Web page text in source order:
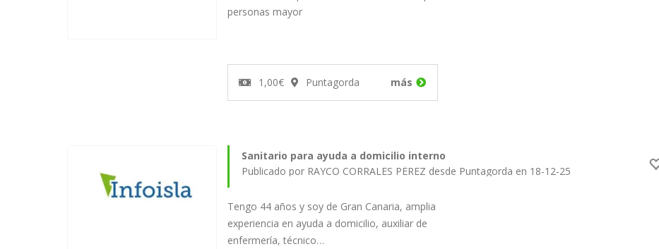
personas mayor
1,00€ Puntagorda más
Sanitario para ayuda a domicilio interno
Publicado por RAYCO CORRALES PÉREZ desde Puntagorda en 18-12-25
Tengo 44 años y soy de Gran Canaria, amplia
experiencia en ayuda a domicilio, auxiliar de
enfermería, técnico…